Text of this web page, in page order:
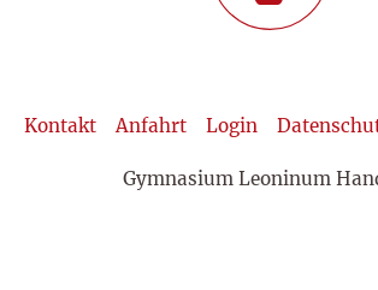
Kontakt Anfahrt Login
Gymnasium Leoninum